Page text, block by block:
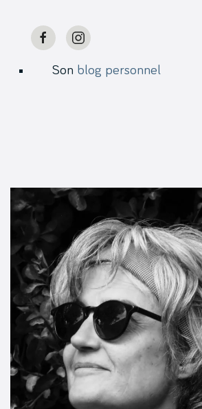
Son blog personnel